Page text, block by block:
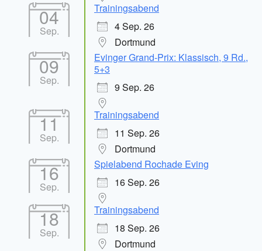
04
Sep.
Trainingsabend
4 Sep. 26
Dortmund
09
Sep.
Evinger Grand-Prix: Klassisch, 9 Rd.,
5+3
9 Sep. 26
11
Sep.
Trainingsabend
11 Sep. 26
Dortmund
16
Sep.
Spielabend Rochade Eving
16 Sep. 26
18
Sep.
Trainingsabend
18 Sep. 26
Dortmund